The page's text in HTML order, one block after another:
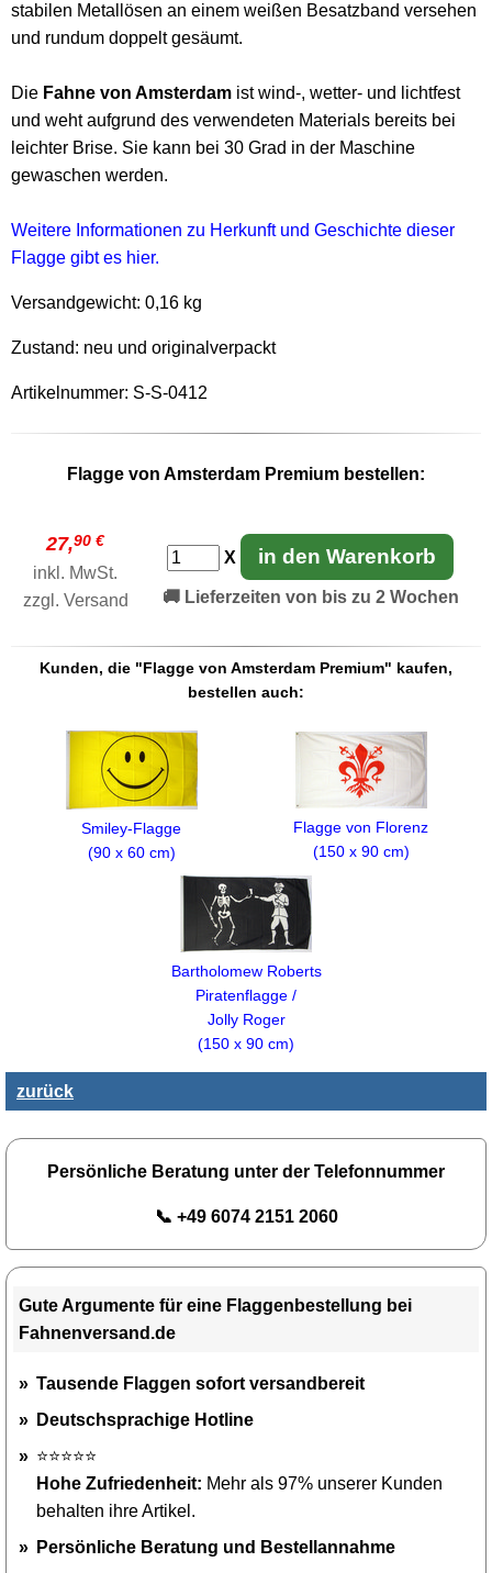
stabilen Metallösen an einem weißen Besatzband versehen
und rundum doppelt gesäumt.
Die Fahne von Amsterdam ist wind-, wetter- und lichtfest
und weht aufgrund des verwendeten Materials bereits bei
leichter Brise. Sie kann bei 30 Grad in der Maschine
gewaschen werden.
Weitere Informationen zu Herkunft und Geschichte dieser
Flagge gibt es hier.
Versandgewicht: 0,16 kg
Zustand: neu und originalverpackt
Artikelnummer: S-S-0412
Flagge von Amsterdam Premium bestellen:
27,90 €
inkl. MwSt.
zzgl. Versand
X in den Warenkorb
🚚 Lieferzeiten von bis zu 2 Wochen
Kunden, die "Flagge von Amsterdam Premium" kaufen,
bestellen auch:
Smiley-Flagge
(90 x 60 cm)
Flagge von Florenz
(150 x 90 cm)
Bartholomew Roberts
Piratenflagge /
Jolly Roger
(150 x 90 cm)
zurück
Persönliche Beratung unter der Telefonnummer
📞 +49 6074 2151 2060
Gute Argumente für eine Flaggenbestellung bei
Fahnenversand.de
Tausende Flaggen sofort versandbereit
Deutschsprachige Hotline
⭐⭐⭐⭐⭐
Hohe Zufriedenheit: Mehr als 97% unserer Kunden
behalten ihre Artikel.
Persönliche Beratung und Bestellannahme